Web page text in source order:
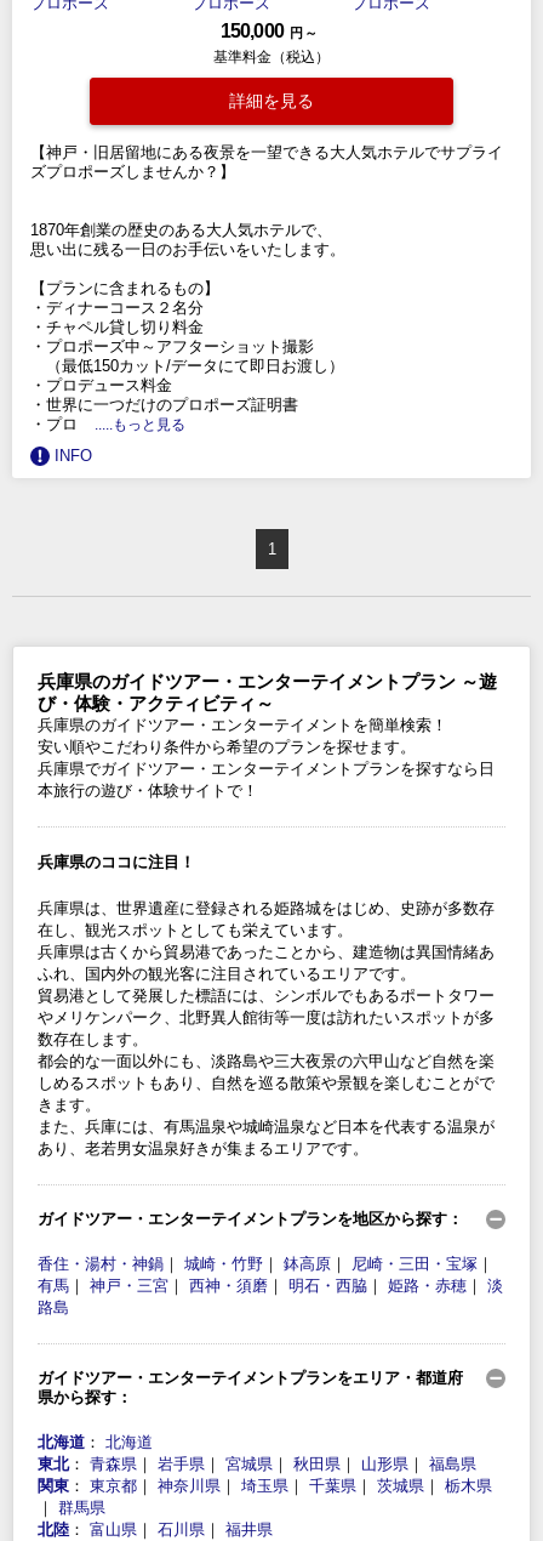
150,000 円 ～
基準料金（税込）
詳細を見る
【神戸・旧居留地にある夜景を一望できる大人気ホテルでサプライ
ズプロポーズしませんか？】
1870年創業の歴史のある大人気ホテルで、
思い出に残る一日のお手伝いをいたします。
【プランに含まれるもの】
・ディナーコース２名分
・チャペル貸し切り料金
・プロポーズ中～アフターショット撮影
（最低150カット/データにて即日お渡し）
・プロデュース料金
・世界に一つだけのプロポーズ証明書
・プロ
.....もっと見る
INFO
1
兵庫県のガイドツアー・エンターテイメントプラン ～遊
び・体験・アクティビティ～
兵庫県のガイドツアー・エンターテイメントを簡単検索！
安い順やこだわり条件から希望のプランを探せます。
兵庫県でガイドツアー・エンターテイメントプランを探すなら日
本旅行の遊び・体験サイトで！
兵庫県のココに注目！
兵庫県は、世界遺産に登録される姫路城をはじめ、史跡が多数存
在し、観光スポットとしても栄えています。
兵庫県は古くから貿易港であったことから、建造物は異国情緒あ
ふれ、国内外の観光客に注目されているエリアです。
貿易港として発展した標語には、シンボルでもあるポートタワー
やメリケンパーク、北野異人館街等一度は訪れたいスポットが多
数存在します。
都会的な一面以外にも、淡路島や三大夜景の六甲山など自然を楽
しめるスポットもあり、自然を巡る散策や景観を楽しむことがで
きます。
また、兵庫には、有馬温泉や城崎温泉など日本を代表する温泉が
あり、老若男女温泉好きが集まるエリアです。
ガイドツアー・エンターテイメントプランを地区から探す：
香住・湯村・神鍋 ｜ 城崎・竹野 ｜ 鉢高原 ｜ 尼崎・三田・宝塚 ｜
有馬 ｜ 神戸・三宮 ｜ 西神・須磨 ｜ 明石・西脇 ｜ 姫路・赤穂 ｜ 淡
路島
ガイドツアー・エンターテイメントプランをエリア・都道府
県から探す：
北海道 ： 北海道
東北： 青森県 ｜ 岩手県 ｜ 宮城県 ｜ 秋田県 ｜ 山形県 ｜ 福島県
関東 ： 東京都 ｜ 神奈川県 ｜ 埼玉県 ｜ 千葉県 ｜ 茨城県 ｜ 栃木県
｜ 群馬県
北陸 ： 富山県 ｜ 石川県 ｜ 福井県